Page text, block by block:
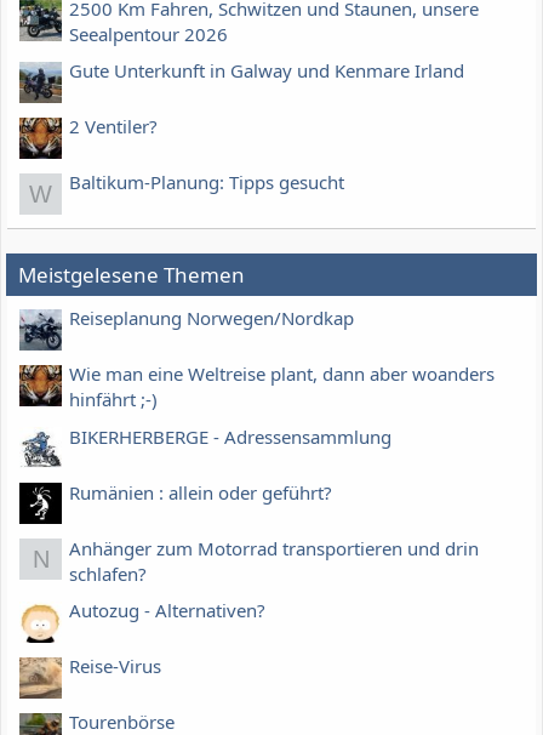
2500 Km Fahren, Schwitzen und Staunen, unsere
Seealpentour 2026
Gute Unterkunft in Galway und Kenmare Irland
2 Ventiler?
W Baltikum-Planung: Tipps gesucht
Meistgelesene Themen
Reiseplanung Norwegen/Nordkap
Wie man eine Weltreise plant, dann aber woanders
hinfährt ;-)
BIKERHERBERGE - Adressensammlung
Rumänien : allein oder geführt?
N
Anhänger zum Motorrad transportieren und drin
schlafen?
Autozug - Alternativen?
Reise-Virus
Tourenbörse